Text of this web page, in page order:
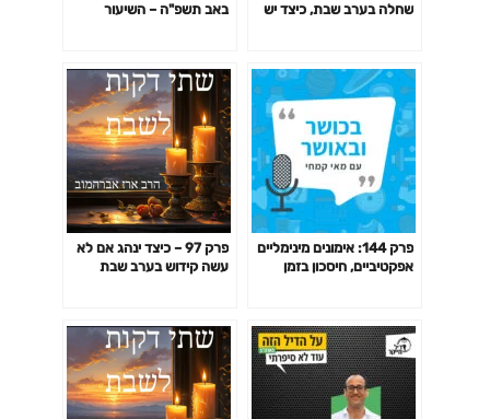
שחלה בערב שבת, כיצד יש
באב תשפ"ה – השיעור
פרק 144: אימונים מינימליים
אפקטיביים, חיסכון בזמן
פרק 97 – כיצד ינהג אם לא
עשה קידוש בערב שבת